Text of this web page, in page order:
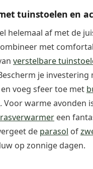
tuinstoelen en
helemaal af met de
met
verstelbare
je investering
en voeg sfeer toe met
. Voor warme avonden
een
de parasol of
op zonnige dagen.